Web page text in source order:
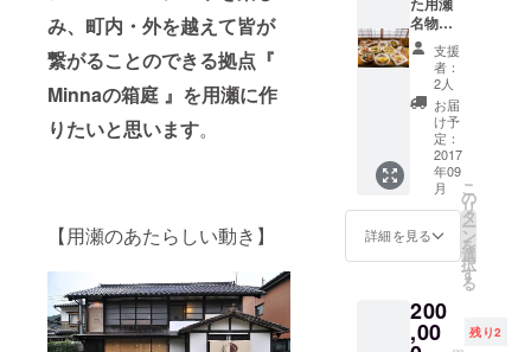
み、町内・外を越えて皆が
繋がることのできる拠点『
Minnaの箱庭 』を用瀬に作
りたいと思います。
【用瀬のあたらしい動き】
ただけ
ませ
ん。 ※
絵はが
きのデ
ザイン
の指定
はでき
ませ
ん。
培米に
認定さ
れた
『千代
清流
ひなの
舞』を
コシヒ
カリ４
５０ｇ
＆きぬ
むすめ
４５０
がせ週
末住
川の
hotori用
瀬で１
日５食
限定
和・
洋・中
が一度
に楽し
める雅
な『ひ
なぎく
膳 １食
用瀬町
内で
オー
券』と
合わせ
て、
『体験
と民泊
もちが
せ暮ら
しの旅
人 ペ
ア宿泊
券＆選
べる体
験メ
ニュー
分』、
川の
hotori用
名物
『アン
コロマ
ンジュ
ウ』
を、ぜ
ひ最初
にお召
し上が
り頂き
たく引
換券を
お送り
させて
きま
す。
『アン
支援
者：
2人
お届
け予
定：
2017
年09
月
詳細を見る
こ
の
リ
タ
ー
ン
を
選
択
す
る
200
,00 残り2